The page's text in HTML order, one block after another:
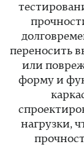
переносить
или
форму и
нагрузки,